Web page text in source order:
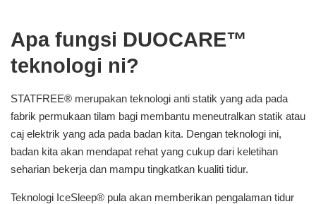
Apa fungsi DUOCARE™
teknologi ni?
STATFREE® merupakan teknologi anti statik yang ada pada
fabrik permukaan tilam bagi membantu meneutralkan statik atau
caj elektrik yang ada pada badan kita. Dengan teknologi ini,
badan kita akan mendapat rehat yang cukup dari keletihan
seharian bekerja dan mampu tingkatkan kualiti tidur.
Teknologi IceSleep® pula akan memberikan pengalaman tidur